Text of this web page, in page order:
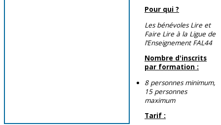
Pour qui ?
Les bénévoles Lire et
Faire Lire à la Ligue de
l’Enseignement FAL44
Nombre d'inscrits
par formation :
8 personnes minimum,
15 personnes
maximum
Tarif :